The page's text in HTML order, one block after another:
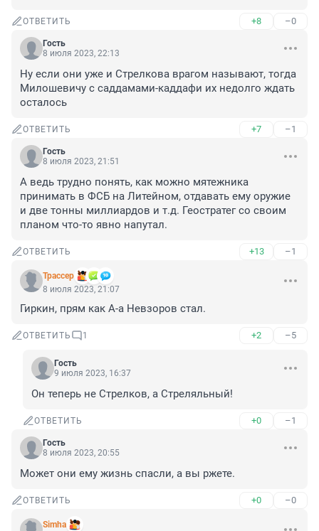
ОТВЕТИТЬ +8 –0
Гость
8 июля 2023, 22:13
Ну если они уже и Стрелкова врагом называют, тогда
Милошевичу с саддамами-каддафи их недолго ждать
осталось
ОТВЕТИТЬ +7 –1
Гость
8 июля 2023, 21:51
А ведь трудно понять, как можно мятежника
принимать в ФСБ на Литейном, отдавать ему оружие
и две тонны миллиардов и т.д. Геостратег со своим
планом что-то явно напутал.
ОТВЕТИТЬ +13 –1
Трассер
8 июля 2023, 21:07
Гиркин, прям как А-а Невзоров стал.
ОТВЕТИТЬ 1 +2 –5
Гость
9 июля 2023, 16:37
Он теперь не Стрелков, а Стреляльный!
ОТВЕТИТЬ +0 –1
Гость
8 июля 2023, 20:55
Может они ему жизнь спасли, а вы ржете.
ОТВЕТИТЬ +0 –0
Simha